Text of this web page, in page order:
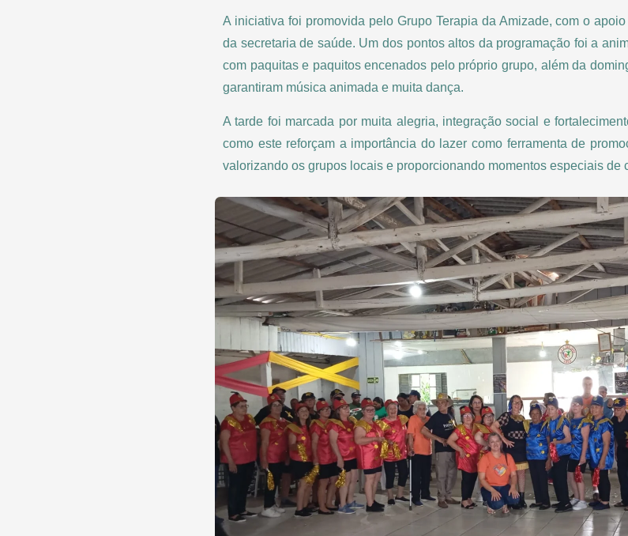
A iniciativa foi promovida pelo Grupo Terapia da Amizade, com o
da secretaria de saúde. Um dos pontos altos da programação foi a
com paquitas e paquitos encenados pelo próprio grupo, além da
garantiram música animada e muita dança.
A tarde foi marcada por muita alegria, integração social e
como este reforçam a importância do lazer como ferramenta de
valorizando os grupos locais e proporcionando momentos especiais de